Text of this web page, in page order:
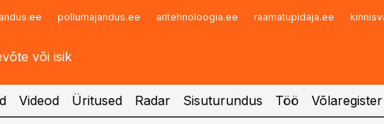
pollumajandus.ee aritehnoloogia.ee raamatupidaja.ee
Infopank
Videod Üritused Radar Sisuturundus Töö Võlaregister